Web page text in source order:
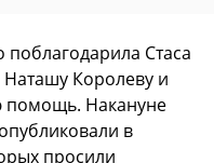
Стаса
Королеву и
помощь. Накануне
в
просили